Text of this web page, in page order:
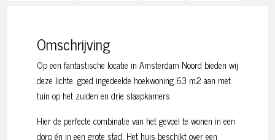
Omschrijving
Op een fantastische locatie in Amsterdam Noord bieden wij
deze lichte, goed ingedeelde hoekwoning 63 m2 aan met
tuin op het zuiden en drie slaapkamers.
Hier de perfecte combinatie van het gevoel te wonen in een
dorp én in een grote stad. Het huis beschikt over een